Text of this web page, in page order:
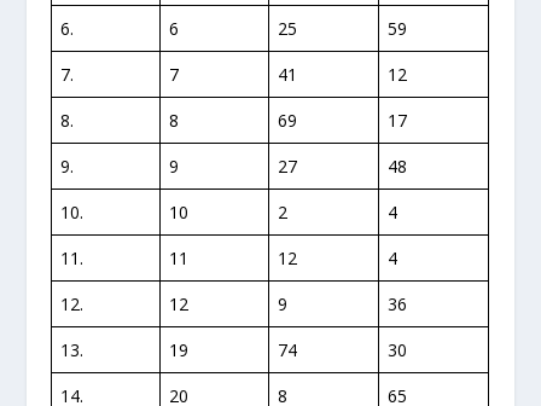
6.
6 25
59
7.
7 41
12
8.
8 69
17
9.
9 27
48
10.
10 2
4
11.
11 12
4
12.
12 9
36
13.
19 74
30
14.
20 8
65